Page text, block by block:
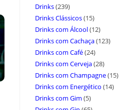
Drinks(239)
Drinks Clássicos(15)
Drinks com Álcool(12)
Drinks com Cachaça(123)
Drinks com Café(24)
Drinks com Cerveja(28)
Drinks com Champagne(15)
Drinks com Energético (14)
Drinks com Gim (5)